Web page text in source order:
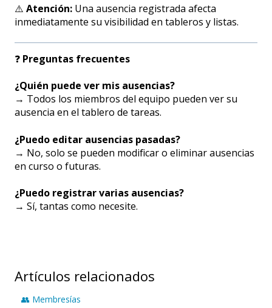
⚠️ Atención: Una ausencia registrada afecta
inmediatamente su visibilidad en tableros y listas.
❓ Preguntas frecuentes
¿Quién puede ver mis ausencias?
→ Todos los miembros del equipo pueden ver su
ausencia en el tablero de tareas.
¿Puedo editar ausencias pasadas?
→ No, solo se pueden modificar o eliminar ausencias
en curso o futuras.
¿Puedo registrar varias ausencias?
→ Sí, tantas como necesite.
Artículos relacionados
👥 Membresías